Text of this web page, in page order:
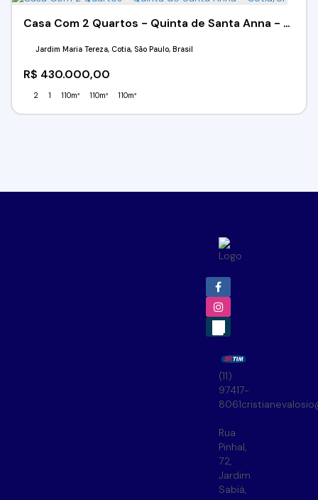
Casa Com 2 Quartos - Quinta de Santa Anna - Cotia/SP
R$ 430.000,00
Jardim Maria Tereza, Cotia, São Paulo, Brasil
2 1 110m² 110m² 110m²
(11)
97417-
8061
Rua
Pinhal,
72,
Jardim
Sabiá,